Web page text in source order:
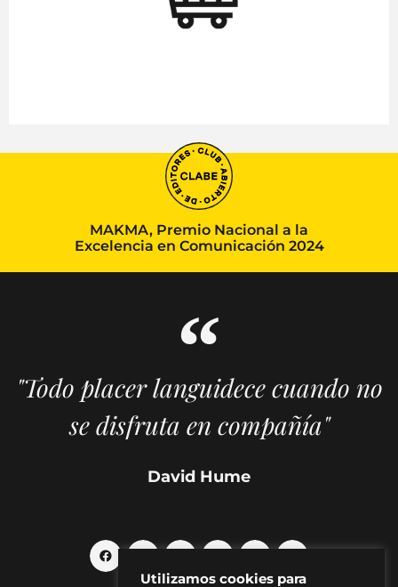
MAKMA, Premio Nacional a la
Excelencia en Comunicación 2024
"Todo placer languidece cuando no
se disfruta en compañía"
David Hume
Utilizamos cookies para